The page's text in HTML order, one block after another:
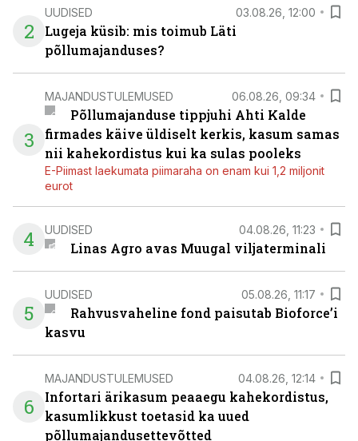
2
UUDISED 03.08.26, 12:00
Lugeja küsib: mis toimub Läti
põllumajanduses?
3
MAJANDUSTULEMUSED 06.08.26, 09:34
Põllumajanduse tippjuhi Ahti Kalde
firmades käive üldiselt kerkis, kasum samas
nii kahekordistus kui ka sulas pooleks
E-Piimast laekumata piimaraha on enam kui 1,2 miljonit
eurot
4 UUDISED 04.08.26, 11:23
Linas Agro avas Muugal viljaterminali
5
UUDISED 05.08.26, 11:17
Rahvusvaheline fond paisutab Bioforce’i
kasvu
6
MAJANDUSTULEMUSED 04.08.26, 12:14
Infortari ärikasum peaaegu kahekordistus,
kasumlikkust toetasid ka uued
põllumajandusettevõtted